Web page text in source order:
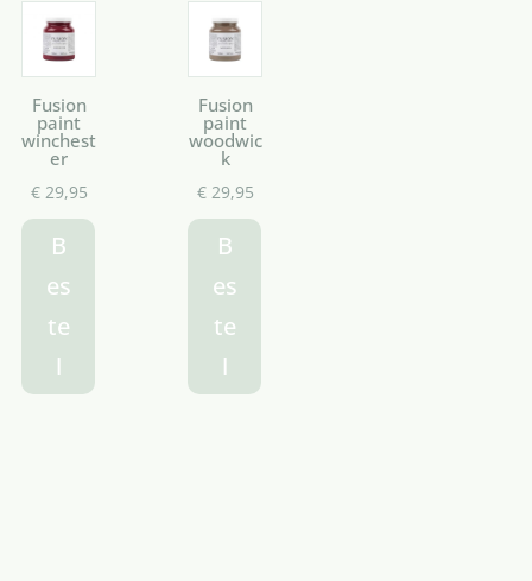
Fusion
paint
winchest
er
€29,95
B
es
te
l
Fusion
paint
woodwic
k
€29,95
B
es
te
l